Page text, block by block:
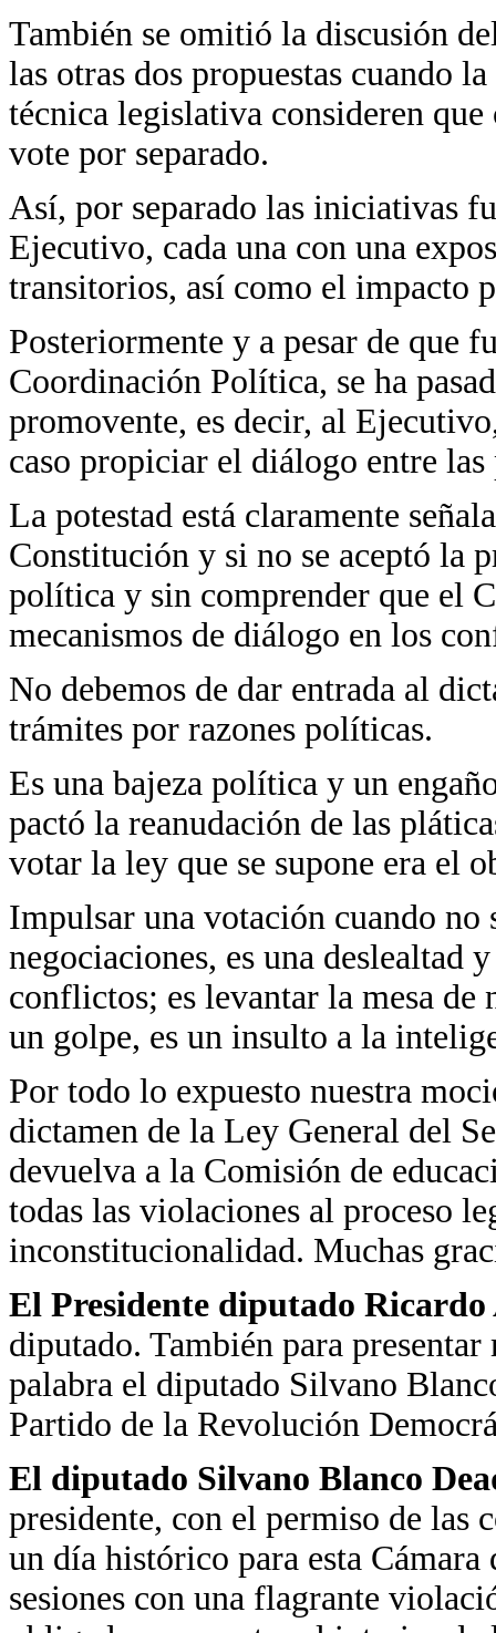
También se omitió la discusión
las otras dos propuestas cuando
técnica legislativa consideren
vote por separado.
Así, por separado las iniciativas
Ejecutivo, cada una con una
transitorios, así como el impacto
Posteriormente y a pesar de que
Coordinación Política, se ha
promovente, es decir, al
caso propiciar el diálogo entre las
La potestad está claramente
Constitución y si no se aceptó la
política y sin comprender que el
mecanismos de diálogo en los
No debemos de dar entrada al
trámites por razones políticas.
Es una bajeza política y un
pactó la reanudación de las
votar la ley que se supone era el
Impulsar una votación cuando no
negociaciones, es una deslealtad
conflictos; es levantar la mesa
un golpe, es un insulto a la
Por todo lo expuesto nuestra
dictamen de la Ley General del
devuelva a la Comisión de
todas las violaciones al proceso
inconstitucionalidad. Muchas
El Presidente diputado
diputado. También para
palabra el diputado Silvano
Partido de la Revolución
El diputado Silvano Blanco
presidente, con el permiso de las
un día histórico para esta
sesiones con una flagrante